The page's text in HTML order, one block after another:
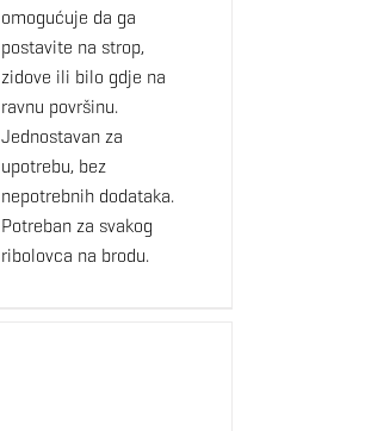
omogućuje da ga
postavite na strop,
zidove ili bilo gdje na
ravnu površinu.
Jednostavan za
upotrebu, bez
nepotrebnih dodataka.
Potreban za svakog
ribolovca na brodu.